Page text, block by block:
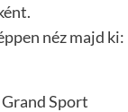
néz majd ki:
Sport